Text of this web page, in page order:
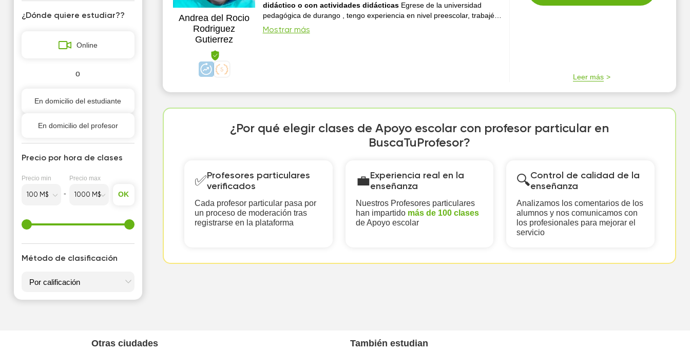
Andrea del Rocio
Rodriguez
Gutierrez
didáctico o con actividades didácticas Egrese de la universidad
pedagógica de durango , tengo experiencia en nivel preescolar, trabajé
en estancias infantiles del programa SEDESOL , realicé mis prácticas
profesionales en la primaria Benito juarez además que tengo constancia
Mostrar más
Leer más
¿Por qué elegir clases de Apoyo escolar con profesor particular en
BuscaTuProfesor?
✅ Profesores particulares
verificados
Cada profesor particular pasa por
un proceso de moderación tras
registrarse en la plataforma
💼 Experiencia real en la
enseñanza
Nuestros Profesores particulares
han impartido más de 100 clases
de Apoyo escolar
🔍Control de calidad de la
enseñanza
Analizamos los comentarios de los
alumnos y nos comunicamos con
los profesionales para mejorar el
servicio
¿Dónde quiere estudiar??
Online
o
En domicilio del estudiante
En domicilio del profesor
Precio por hora de clases
Precio min Precio max
OK
Método de clasificación
Otras ciudades También estudian